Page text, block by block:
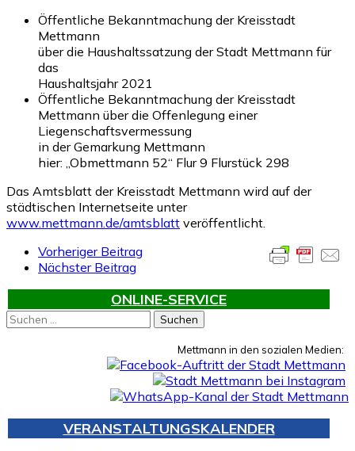
Öffentliche Bekanntmachung der Kreisstadt
Mettmann
über die Haushaltssatzung der Stadt Mettmann für
das
Haushaltsjahr 2021
Öffentliche Bekanntmachung der Kreisstadt
Mettmann über die Offenlegung einer
Liegenschaftsvermessung
in der Gemarkung Mettmann
hier: „Obmettmann 52“ Flur 9 Flurstück 298
Das Amtsblatt der Kreisstadt Mettmann wird auf der
städtischen Internetseite unter
www.mettmann.de/amtsblatt veröffentlicht.
Vorheriger Beitrag
Nächster Beitrag
ONLINE-SERVICE
Suchen
nach:
Mettmann in den sozialen Medien:
VERANSTALTUNGSKALENDER